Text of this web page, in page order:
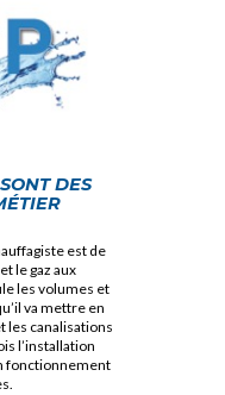
DES
est de
le gaz aux
les volumes et
va mettre en
les canalisations
l’installation
fonctionnement